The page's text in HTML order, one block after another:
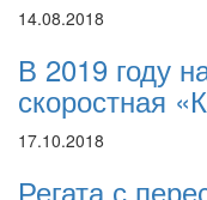
14.08.2018
В 2019 году
скоростная
17.10.2018
Регата с